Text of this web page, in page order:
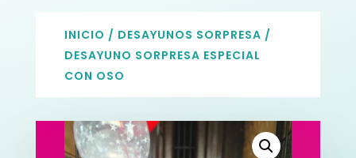
INICIO / DESAYUNOS SORPRESA /
DESAYUNO SORPRESA ESPECIAL
CON OSO